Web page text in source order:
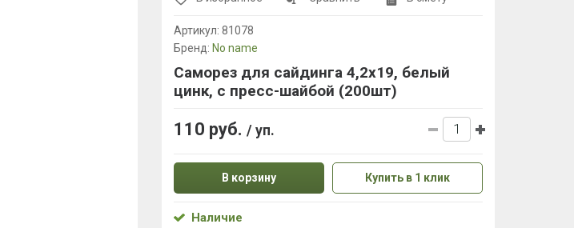
Артикул: 81078
Бренд: No name
Саморез для сайдинга 4,2х19, белый
цинк, с пресс-шайбой (200шт)
110 руб. / уп.
В корзину Купить в 1 клик
Наличие